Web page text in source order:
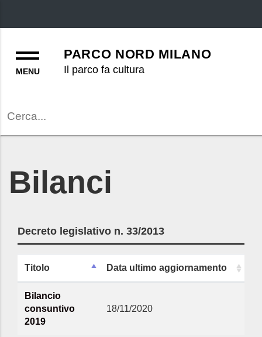
PARCO NORD MILANO
Il parco fa cultura
Bilanci
Decreto legislativo n. 33/2013
Titolo Data ultimo aggiornamento
Bilancio
consuntivo
2019
18/11/2020